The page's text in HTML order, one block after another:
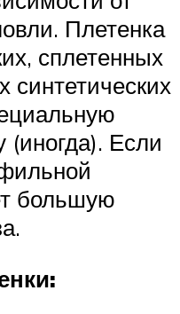
Плетенка
сплетенных
синтетических
(иногда). Если
большую